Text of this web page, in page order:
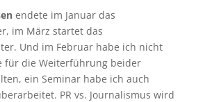
endete im Januar das
im März startet das
Und im Februar habe ich nicht
für die Weiterführung beider
ein Seminar habe ich auch
PR vs. Journalismus wird